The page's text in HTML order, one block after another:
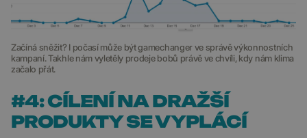
Začíná sněžit? I počasí může být gamechanger ve správě výkonnostních
kampaní. Takhle nám vyletěly prodeje bobů právě ve chvíli, kdy nám klima
začalo přát.
#4: CÍLENÍ NA DRAŽŠÍ
PRODUKTY SE VYPLÁCÍ